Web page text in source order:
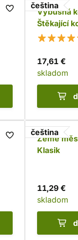
čeština
Výbušná
Štěkající
17,61 €
skladom
čeština
Země
Klasik
11,29 €
skladom